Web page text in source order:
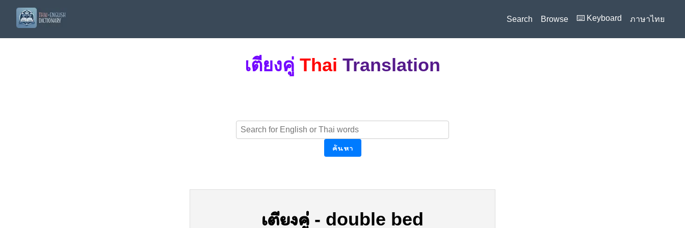
Search Browse ⌨️ Keyboard ภาษาไทย
เตียงคู่ Thai Translation
ค้นหา
เตียงคู่ - double bed